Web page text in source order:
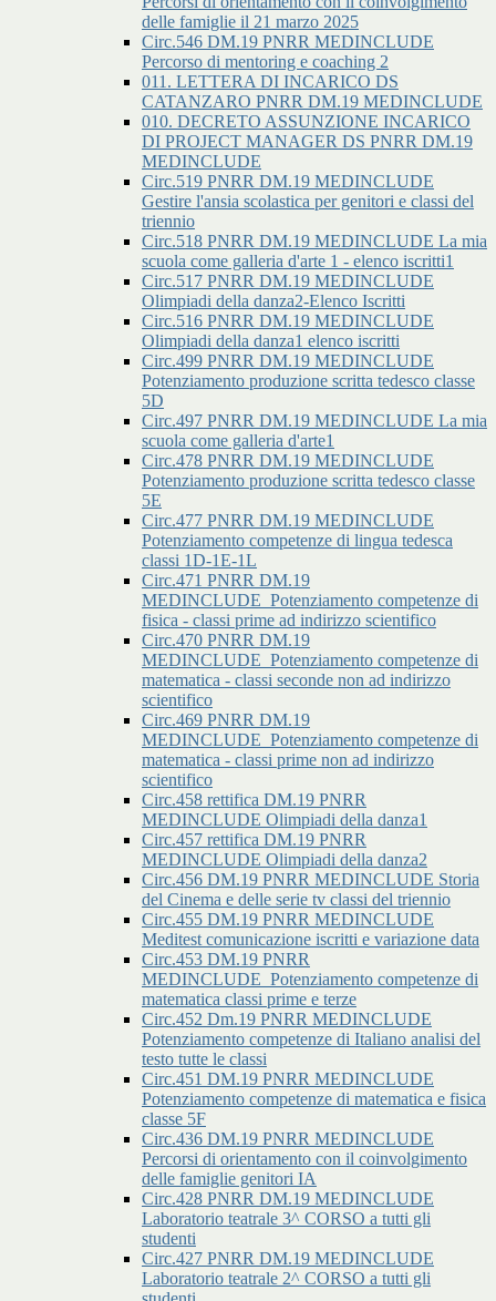
delle famiglie il 21 marzo 2025
Circ.546 DM.19 PNRR MEDINCLUDE
Percorso di mentoring e coaching 2
011. LETTERA DI INCARICO DS
CATANZARO PNRR DM.19 MEDINCLUDE
010. DECRETO ASSUNZIONE INCARICO
DI PROJECT MANAGER DS PNRR DM.19
MEDINCLUDE
Circ.519 PNRR DM.19 MEDINCLUDE
Gestire l'ansia scolastica per genitori e classi del
triennio
Circ.518 PNRR DM.19 MEDINCLUDE La mia
scuola come galleria d'arte 1 - elenco iscritti1
Circ.517 PNRR DM.19 MEDINCLUDE
Olimpiadi della danza2-Elenco Iscritti
Circ.516 PNRR DM.19 MEDINCLUDE
Olimpiadi della danza1 elenco iscritti
Circ.499 PNRR DM.19 MEDINCLUDE
Potenziamento produzione scritta tedesco classe
5D
Circ.497 PNRR DM.19 MEDINCLUDE La mia
scuola come galleria d'arte1
Circ.478 PNRR DM.19 MEDINCLUDE
Potenziamento produzione scritta tedesco classe
5E
Circ.477 PNRR DM.19 MEDINCLUDE
Potenziamento competenze di lingua tedesca
classi 1D-1E-1L
Circ.471 PNRR DM.19
MEDINCLUDE_Potenziamento competenze di
fisica - classi prime ad indirizzo scientifico
Circ.470 PNRR DM.19
MEDINCLUDE_Potenziamento competenze di
matematica - classi seconde non ad indirizzo
scientifico
Circ.469 PNRR DM.19
MEDINCLUDE_Potenziamento competenze di
matematica - classi prime non ad indirizzo
scientifico
Circ.458 rettifica DM.19 PNRR
MEDINCLUDE Olimpiadi della danza1
Circ.457 rettifica DM.19 PNRR
MEDINCLUDE Olimpiadi della danza2
Circ.456 DM.19 PNRR MEDINCLUDE Storia
del Cinema e delle serie tv classi del triennio
Circ.455 DM.19 PNRR MEDINCLUDE
Meditest comunicazione iscritti e variazione data
Circ.453 DM.19 PNRR
MEDINCLUDE_Potenziamento competenze di
matematica classi prime e terze
Circ.452 Dm.19 PNRR MEDINCLUDE
Potenziamento competenze di Italiano analisi del
testo tutte le classi
Circ.451 DM.19 PNRR MEDINCLUDE
Potenziamento competenze di matematica e fisica
classe 5F
Circ.436 DM.19 PNRR MEDINCLUDE
Percorsi di orientamento con il coinvolgimento
delle famiglie genitori IA
Circ.428 PNRR DM.19 MEDINCLUDE
Laboratorio teatrale 3^ CORSO a tutti gli
studenti
Circ.427 PNRR DM.19 MEDINCLUDE
Laboratorio teatrale 2^ CORSO a tutti gli